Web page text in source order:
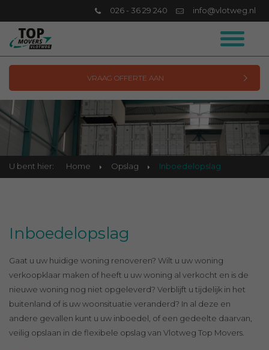
info@vlotweg.nl
026 - 36 29 240
VRAAG OFFERTE AAN
U bent hier: Home Opslag Inboedelopslag
Inboedelopslag
Gaat u uw huidige woning renoveren? Wilt u uw woning
verkoopklaar maken of heeft u uw woning al verkocht en is de
nieuwe woning nog niet opgeleverd? Verblijft u tijdelijk in het
buitenland of is uw woonsituatie veranderd? In al deze en
andere gevallen kunt u uw inboedel, of een gedeelte daarvan,
veilig opslaan in de flexibele opslag van Vlotweg Top Movers.